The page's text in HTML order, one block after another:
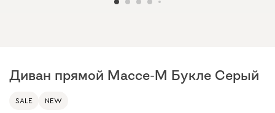
Диван прямой Массе-М Букле Серый
SALE NEW